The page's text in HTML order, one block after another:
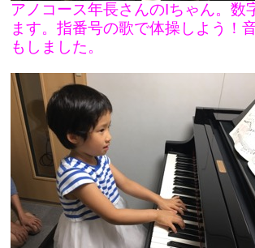
アノコース年長さんのIちゃん。数
ます。指番号の歌で体操しよう！
もしました。